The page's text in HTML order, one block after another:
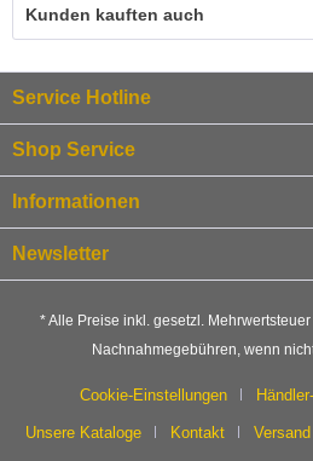
Kunden kauften auch
Service Hotline
Shop Service
Informationen
Newsletter
* Alle Preise inkl. gesetzl.
Nachnahmegebühren, wenn
Cookie-Einstellungen
Unsere Kataloge Kontakt